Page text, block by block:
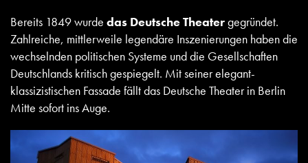
Bereits 1849 wurde das Deutsche Theatergegründet.
Zahlreiche, mittlerweile legendäre Inszenierungen haben die
wechselnden politischen Systeme und die Gesellschaften
Deutschlands kritisch gespiegelt. Mit seiner elegant-
klassizistischen Fassade fällt das Deutsche Theater in Berlin
Mitte sofort ins Auge.